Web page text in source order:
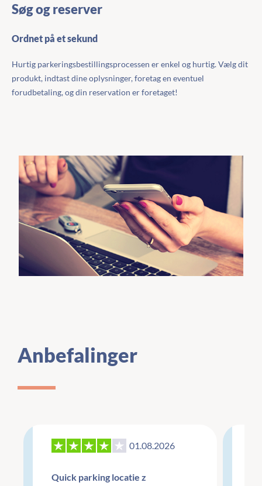
Søg og reserver
Ordnet på et sekund
Hurtig parkeringsbestillingsprocessen er enkel og hurtig. Vælg dit
produkt, indtast dine oplysninger, foretag en eventuel
forudbetaling, og din reservation er foretaget!
Anbefalinger
01.08.2026
Quick parking locatie z